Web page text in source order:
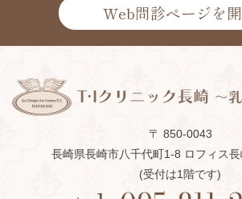
Web問診ページを開
〒 850-0043
長崎県長崎市八千代町1-8 ロフィス
(受付は1階です)